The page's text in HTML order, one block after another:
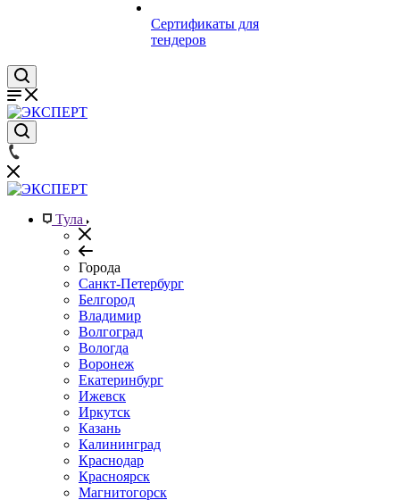
Сертификаты для
тендеров
Тула
Города
Санкт-Петербург
Белгород
Владимир
Волгоград
Вологда
Воронеж
Екатеринбург
Ижевск
Иркутск
Казань
Калининград
Краснодар
Красноярск
Магнитогорск